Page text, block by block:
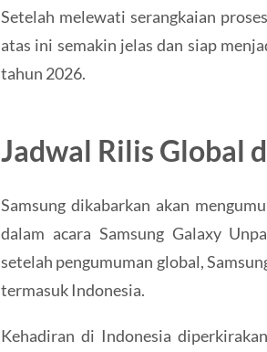
Setelah melewati serangkaian
atas ini semakin jelas dan siap
tahun 2026.
Jadwal Rilis Global
Samsung dikabarkan akan
dalam acara Samsung Galaxy
setelah pengumuman global,
termasuk Indonesia.
Kehadiran di Indonesia